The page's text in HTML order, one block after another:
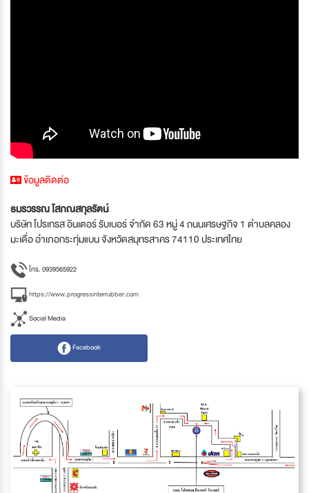
ข้อมูลติดต่อ
ธมรวรรณ โสภณสกุลรัตน์
บริษัท โปรเกรส อินเตอร์ รับเบอร์ จำกัด 63 หมู่ 4 ถนนเศรษฐกิจ 1 ตำบลคลอง
มะเดื่อ อำเภอกระทุ่มแบน จังหวัดสมุทรสาคร 74110 ประเทศไทย
โทร. 0939565922
https://www.progressinterrubber.com
Social Media
Facebook